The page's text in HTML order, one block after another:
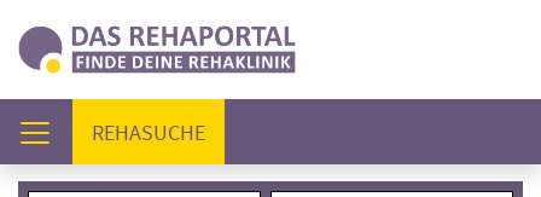
REHASUCHE(AKTUELL)